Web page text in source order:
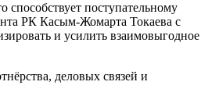
поступательному
РК Касым-Жомарта Токаева с
и усилить взаимовыгодное
деловых связей и